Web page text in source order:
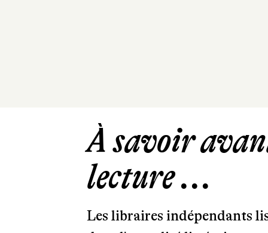
À savoir
lecture ...
Les libraires indépendants